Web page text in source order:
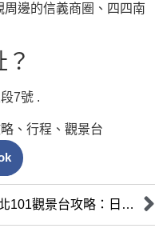
邊的信義商圈、四四南
7號 .
、 行程 、 觀景台
台北101觀景台攻略：日夜美景盡收眼底，快速通關與優惠票券全解析